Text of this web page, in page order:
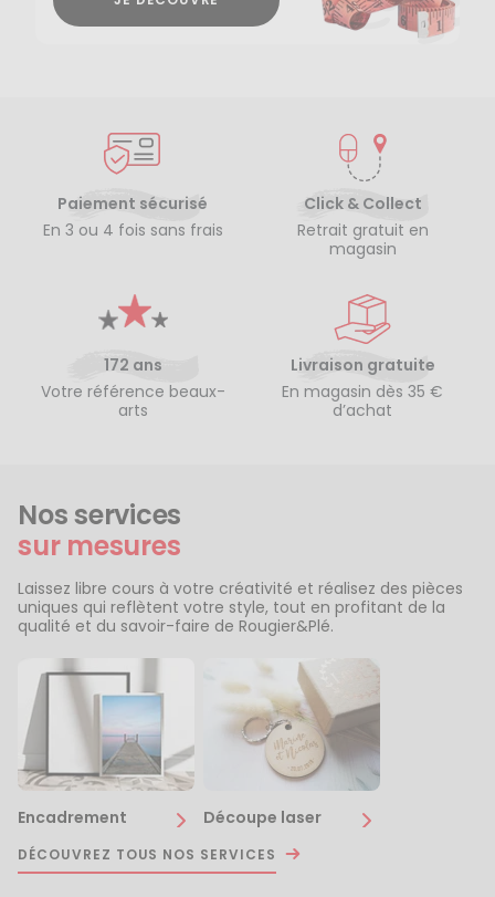
Paiement sécurisé
En 3 ou 4 fois sans frais
Click & Collect
Retrait gratuit en
magasin
172 ans
Votre référence beaux-
arts
Livraison gratuite
En magasin dès 35 €
d’achat
Nos services
sur mesures
Laissez libre cours à votre créativité et réalisez des pièces
uniques qui reflètent votre style, tout en profitant de la
qualité et du savoir-faire de Rougier&Plé.
Encadrement Découpe laser
DÉCOUVREZ TOUS NOS SERVICES